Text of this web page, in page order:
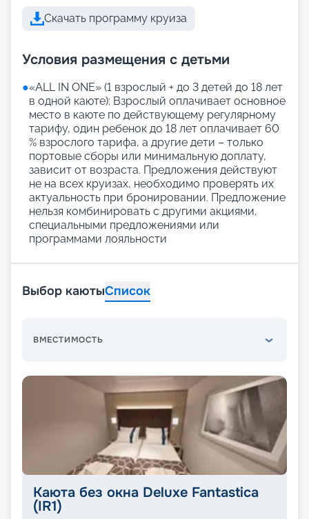
Скачать программу круиза
Условия размещения с детьми
●«АLL IN ONE» (1 взрослый + до 3 детей до 18 лет
в одной каюте): Взрослый оплачивает основное
место в каюте по действующему регулярному
тарифу, один ребенок до 18 лет оплачивает 60
% взрослого тарифа, а другие дети – только
портовые сборы или минимальную доплату,
зависит от возраста. Предложения действуют
не на всех круизах, необходимо проверять их
актуальность при бронировании. Предложение
нельзя комбинировать с другими акциями,
специальными предложениями или
программами лояльности
Выбор каютыСписок
ВМЕСТИМОСТЬ
Каюта без окна Deluxe Fantastica
(IR1)